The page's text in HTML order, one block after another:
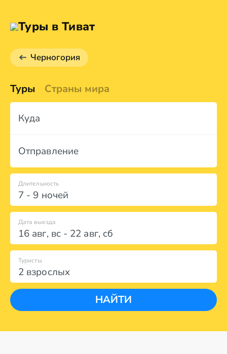
Туры в Тиват
Черногория
Туры Страны мира
Куда
Отправление
7 - 9 ночей
Длительность
Дата выезда
16 авг, вс- 22 авг, сб
2 взрослых
Туристы
НАЙТИ